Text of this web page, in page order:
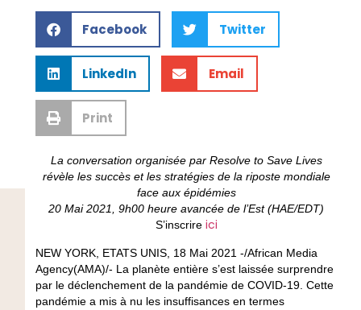
Facebook Twitter
LinkedIn Email
Print
La conversation organisée par Resolve to Save Lives
révèle les succès et les stratégies de la riposte mondiale
face aux épidémies
20 Mai 2021, 9h00 heure avancée de l’Est (HAE/EDT)
S’inscrire ici
NEW YORK, ETATS UNIS, 18 Mai 2021 -/African Media
Agency(AMA)/- La planète entière s’est laissée surprendre
par le déclenchement de la pandémie de COVID-19. Cette
pandémie a mis à nu les insuffisances en termes